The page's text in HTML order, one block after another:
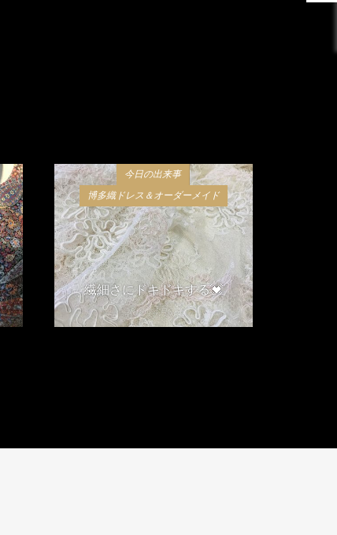
今日の出来事
博多織ドレス＆オーダーメイド
繊細さにドキドキする💓
2018年4月6日